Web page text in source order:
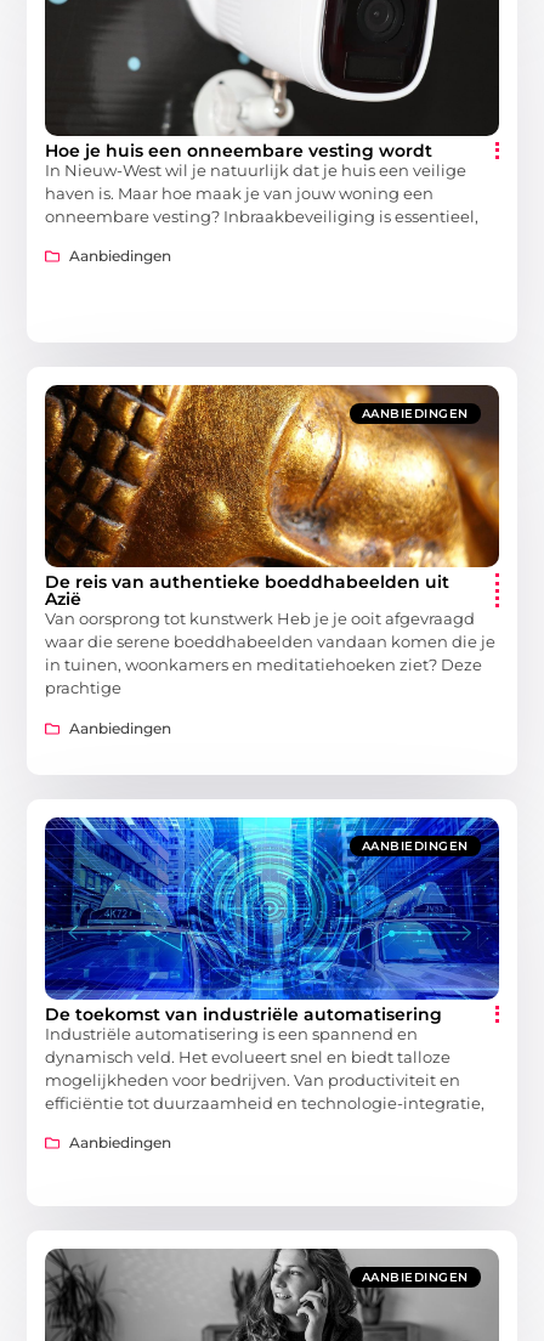
Hoe je huis een onneembare vesting wordt
In Nieuw-West wil je natuurlijk dat je huis een veilige
haven is. Maar hoe maak je van jouw woning een
onneembare vesting? Inbraakbeveiliging is essentieel,
Aanbiedingen
AANBIEDINGEN
De reis van authentieke boeddhabeelden uit
Azië
Van oorsprong tot kunstwerk Heb je je ooit afgevraagd
waar die serene boeddhabeelden vandaan komen die je
in tuinen, woonkamers en meditatiehoeken ziet? Deze
prachtige
Aanbiedingen
AANBIEDINGEN
De toekomst van industriële automatisering
Industriële automatisering is een spannend en
dynamisch veld. Het evolueert snel en biedt talloze
mogelijkheden voor bedrijven. Van productiviteit en
efficiëntie tot duurzaamheid en technologie-integratie,
Aanbiedingen
AANBIEDINGEN